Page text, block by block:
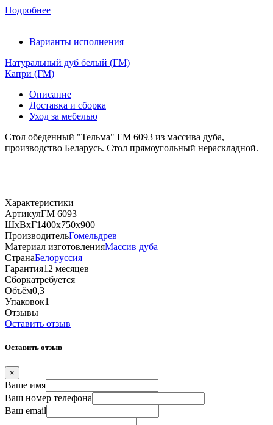
Подробнее
Варианты исполнения
Натуральный дуб белый (ГМ)
Капри (ГМ)
Описание
Доставка и сборка
Уход за мебелью
Стол обеденный "Тельма" ГМ 6093 из массива дуба,
производство Беларусь. Стол прямоугольный нераскладной.
Характеристики
АртикулГМ 6093
ШхВхГ1400х750х900
ПроизводительГомельдрев
Материал изготовленияМассив дуба
СтранаБелоруссия
Гарантия12 месяцев
Сборкатребуется
Объём0,3
Упаковок1
Отзывы
Оставить отзыв
Оставить отзыв
×
Ваше имя
Ваш номер телефона
Ваш email